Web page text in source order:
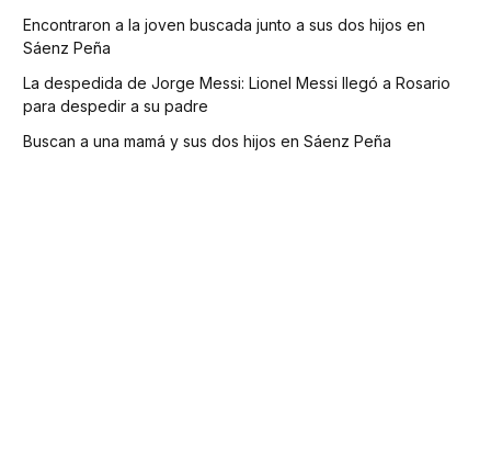
Encontraron a la joven buscada junto a sus dos hijos en
Sáenz Peña
La despedida de Jorge Messi: Lionel Messi llegó a Rosario
para despedir a su padre
Buscan a una mamá y sus dos hijos en Sáenz Peña